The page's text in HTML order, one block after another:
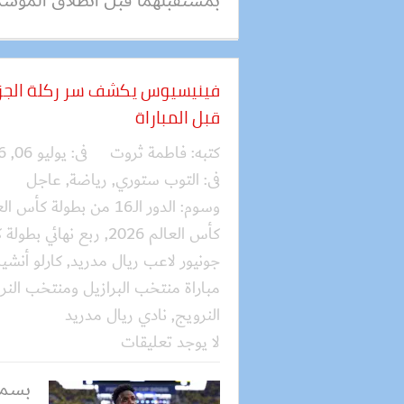
فينيسيوس يكشف سر ركلة
قبل المباراة
كتبه: فاطمة ثروت فى: يوليو 06, 2026
فى: التوب ستوري, رياضة, عاجل
وسوم: الدور الـ16 من بطولة كأس العالم 2026
كأس العالم 2026
, ربع نهائي بطولة
جونيور لاعب ريال مدريد,كارلو
مباراة منتخب البرازيل ومنتخب
النرويج, نادي ريال مدريد
لا يوجد تعليقات